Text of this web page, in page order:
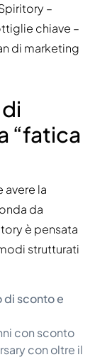
–
chiave –
di marketing
“fatica
avere la
da
è pensata
strutturati
di sconto e
con sconto
con oltre il